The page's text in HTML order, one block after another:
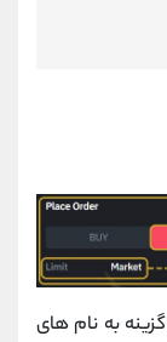
در قسمت 6 تصویر، در سمت راست نمودار، 3 گزینه به نام های